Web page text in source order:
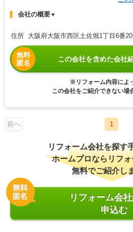
会社の概要▼
住所 大阪府大阪市西区土佐堀1丁目6番
無料
匿名
この会社を含めた会社
※リフォーム内容によ
この会社をご紹介できない場
前へ 1
リフォーム会社を探す
ホームプロならリフ
無料でご紹介し
リフォーム会
申込む